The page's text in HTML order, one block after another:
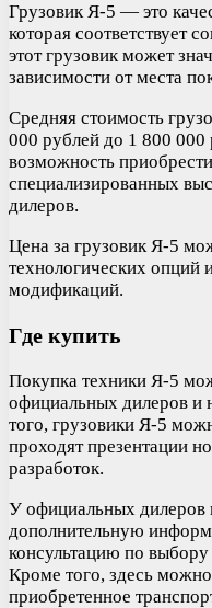
Грузовик Я-5 — это
которая соответствует
этот грузовик может
зависимости от места
Средняя стоимость
000 рублей до 1 800 000
возможность
специализированных
дилеров.
Цена за грузовик Я-5
технологических опций
модификаций.
Где купить
Покупка техники Я-5
официальных дилеров и
того, грузовики Я-5
проходят презентации
разработок.
У официальных дилеров
дополнительную
консультацию по
Кроме того, здесь
приобретенное